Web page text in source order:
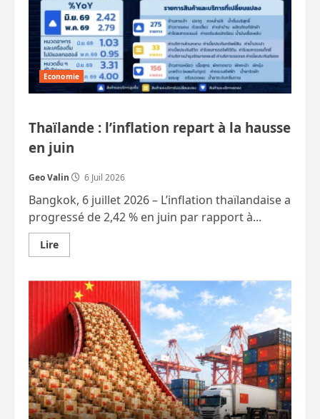
car
les
citoyens
renoncent
d’eux-
mêmes
à
se
lancer
Economie
Thaïlande : l’inflation repart à la hausse
en juin
Geo Valin 6 Juil 2026
Bangkok, 6 juillet 2026 – L’inflation thaïlandaise a
progressé de 2,42 % en juin par rapport à...
LireEn
savoir
Thaïlande
l’inflation
repart
à
hausse
en
juin